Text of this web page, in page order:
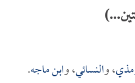
، والنسائي، وابن ماجه.